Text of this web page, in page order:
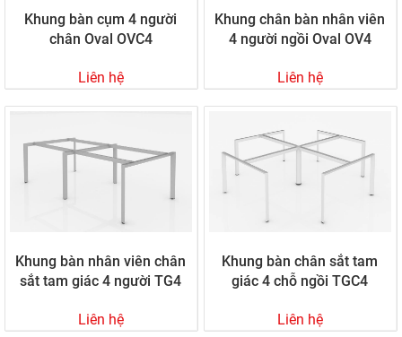
Khung bàn cụm 4 người
chân Oval OVC4
Liên hệ
Khung chân bàn nhân viên
4 người ngồi Oval OV4
Liên hệ
Khung bàn nhân viên chân
sắt tam giác 4 người TG4
Liên hệ
Khung bàn chân sắt tam
giác 4 chỗ ngồi TGC4
Liên hệ